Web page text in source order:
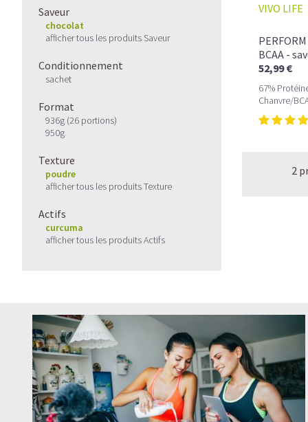
Saveur
chocolat
afficher tous les produits Saveur
Conditionnement
sachet
Format
936g (26 portions)
950g
Texture
poudre
afficher tous les produits Texture
Actifs
curcuma
afficher tous les produits Actifs
VIVO LIFE
BCAA -
52,99 €
67%
Chanvre/
2